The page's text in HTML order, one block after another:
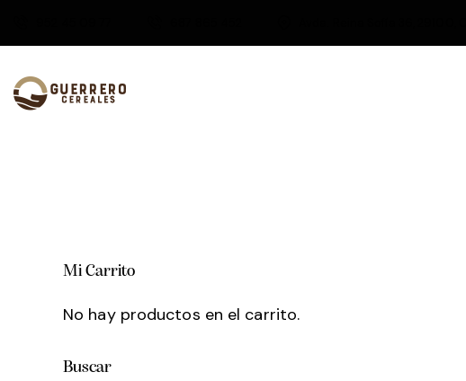
Mi Carrito
No hay productos en el carrito.
Buscar